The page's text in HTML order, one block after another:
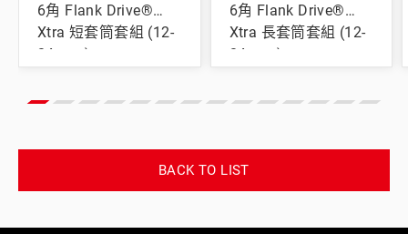
6角 Flank Drive®
Xtra 短套筒套組 (12-
24 mm)
6角 Flank Drive®
Xtra 長套筒套組 (12-
24 mm)
BACK TO LIST